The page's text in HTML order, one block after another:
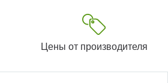
Цены от производителя